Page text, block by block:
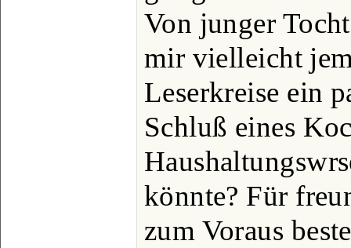
Von junger
mir vielleicht
Leserkreise ein
Schluß eines
könnte? Für
zum Voraus